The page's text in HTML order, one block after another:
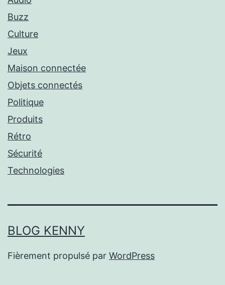
Buzz
Culture
Jeux
Maison connectée
Objets connectés
Politique
Produits
Rétro
Sécurité
Technologies
BLOG KENNY
Fièrement propulsé par WordPress